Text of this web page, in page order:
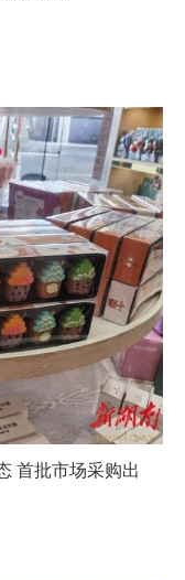
首批市场采购出